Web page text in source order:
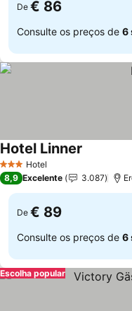
De € 86
Consulte os preços de 6
3 EstrelasHotel
Hotel Linner
8,9 Excelente 3.087
De € 89
Consulte os preços de 6
Escolha popular